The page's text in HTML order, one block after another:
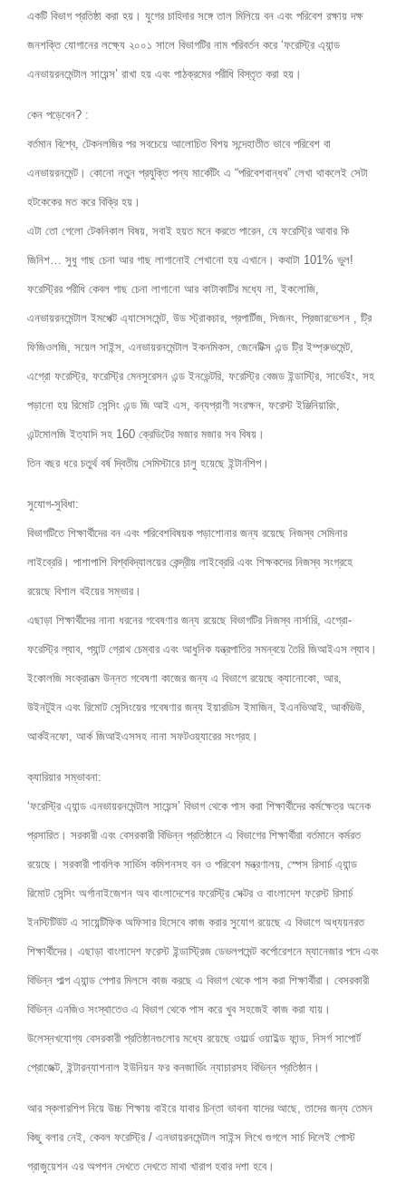
একটি বিভাগ প্রতিষ ্ঠা করা হয়। যুগের চাহিদার সঙ্গে তাল মিলিয়ে বন এবং পরিবেশ রক্ষায় দক্ষ
জনশক্তি যোগানের লক্ষ্যে ২০০১ সালে বিভাগটির নাম পরিবর্তন করে ‘ফরেস্ট্রি এ্যান্ড
এনভায়রনমেন্টাল সায়েন্স’ রাখা হয় এবং পাঠক্রমের পরীধি বিস্তৃত করা হয়।
কেন পড়েবেন? :
বর্তমান বিশ্বে, টেকনলজির পর সবচেয়ে আলোচিত বিশয় সন্দেহাতীত ভাবে পরিবেশ বা
এনভায়রনমেন্ট। কোনো নতুন প্রযুক্তি পন্য মার্কেটিং এ “পরিবেশবান্ধব” লেখা থাকলেই সেটা
হটকেকের মত করে বিক্রি হয়।
এটা তো গেলো টেকনিকাল বিষয়, সবাই হয়ত মনে করতে পারেন, যে ফরেস্ট্রি আবার কি
জিনিশ… সুধু গাছ চেনা আর গাছ লাগানোই শেখানো হয় এখানে। কথাটা 101% ভুল!
ফরেস্ট্রির পরীধি কেবল গাছ চেনা লাগানো আর কাটাকাটির মধ্যে না, ইকলোজি,
এনভায়রনমেন্টাল ইমপেক্ট এ্যাসেসমেন্ট, উড স্ট্রাকচার, প্রপার্টিজ, সিজনং, প্রিজারভেশন , ট্রি
ফিজিওলজি, সয়েল সাইন্স, এনভায়রনমেন্টাল ইকনমিকস, জেনেটিক্স এন্ড ট্রি ইম্প্রুভমেন্ট,
এগ্রো ফরেস্ট্রি, ফরেস্ট্রি মেনসুরেসন এন্ড ইনভেন্টরি, ফরেস্ট্রি বেজড ইন্ডাস্ট্রি, সার্ভেইং, সহ
পড়ানো হয় রিমোট সেন্সিং এন্ড জি আই এস, বন্যপ্রাণী সংরক্ষন, ফরেস্ট ইঞ্জিনিয়ারিং,
এন্টমোলজি ইত্যাদি সহ 160 ক্রেডিটের মজার মজার সব বিষয়।
তিন বছর ধরে চতুর্থ বর্ষ দ্বিতীয় সেমিস্টারে চালু হয়েছে ইন্টার্নশিপ।
সুযোগ-সুবিধা:
বিভাগটিতে শিক্ষার্থীদের বন এবং পরিবেশবিষয়ক পড়াশোনার জন্য রয়েছে নিজস্ব সেমিনার
লাইব্রেরি। পাশাপাশি বিশ্ববিদ্যালয়ের কেন্দ্রীয় লাইব্রেরি এবং শিক্ষকদের নিজস্ব সংগ্রহে
রয়েছে বিশাল বইয়ের সম্ভার।
এছাড়া শিক্ষার্থীদের নানা ধরনের গবেষণার জন্য রয়েছে বিভাগটির নিজস্ব নার্সারি, এগ্রো-
ফরেস্ট্রি ল্যাব, প্যান্ট গ্রোথ চেম্বার এবং আধুনিক যন্ত্রপাতির সমন্বয়ে তৈরি জিআইএস ল্যাব।
ইকোলজি সংক্রানত্ম উন্নত গবেষণা কাজের জন্য এ বিভাগে রয়েছে ক্যানোকো, আর,
উইনটুইন এবং রিমোট সেন্সিংয়ের গবেষণার জন্য ইয়ারডিস ইমাজিন, ইএনভিআই, আর্কভিউ,
আর্কইনফো, আর্ক জিআইএসসহ নানা সফটওয়্যারের সংগ্রহ।
ক্যারিয়ার সম্ভাবনা:
‘ফরেস্ট্রি এ্যান্ড এনভায়রনমেন্টাল সায়েন্স’ বিভাগ থেকে পাস করা শিক্ষার্থীদের কর্মক্ষেত্র অনেক
প্রসারিত। সরকারী এবং বেসরকারী বিভিন্ন প্রতিষ্ঠানে এ বিভাগের শিক্ষার্থীরা বর্তমানে কর্মরত
রয়েছে। সরকারী পাবলিক সার্ভিস কমিশনসহ বন ও পরিবেশ মন্ত্রণালয়, স্পেস রিসার্চ এ্যান্ড
রিমোট সেন্সিং অর্গানাইজেশন অব বাংলাদেশের ফরেস্ট্রি সেক্টর ও বাংলাদেশ ফরেস্ট রিসার্চ
ইনস্টিটিউট এ সায়েন্টিফিক অফিসার হিসেবে কাজ করার সুযোগ রয়েছে এ বিভাগে অধ্যয়নরত
শিক্ষার্থীদের। এছাড়া বাংলাদেশ ফরেস্ট ইন্ডাস্ট্রিজ ডেভলপমেন্ট কর্পোরেশনে ম্যানেজার পদে এবং
বিভিন্ন পাল্প এ্যান্ড পেপার মিলসে কাজ করছে এ বিভাগ থেকে পাস করা শিক্ষার্থীরা। বেসরকারী
বিভিন্ন এনজিও সংস্থাতেও এ বিভাগ থেকে পাস করে খুব সহজেই কাজ করা যায়।
উলেস্নখযোগ্য বেসরকারী প্রতিষ্ঠানগুলোর মধ্যে রয়েছে ওয়ার্ল্ড ওয়াইল্ড ফান্ড, নিসর্গ সাপোর্ট
প্রোজেক্ট, ইন্টারন্যাশনাল ইউনিয়ন ফর কনজার্ভিং ন্যাচারসহ বিভিন্ন প্রতিষ্ঠান।
আর স্কলারশিপ নিয়ে উচ্চ শিক্ষায় বাইরে যাবার চিন্তা ভাবনা যাদের আছে, তাদের জন্য তেমন
কিছু বলার নেই, কেবল ফরেস্ট্রি / এনভায়রনমেন্টাল সাইন্স লিখে গুগলে সার্চ দিলেই পোস্ট
গ্রাজুয়েশন এর অপশন দেখতে দেখতে মাথা খারাপ হবার দশা হবে।